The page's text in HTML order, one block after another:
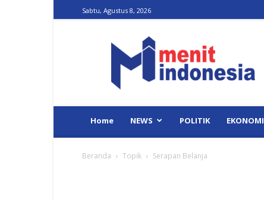
Sabtu, Agustus 8, 2026
Indonesia
Home NEWS POLITIK EKONOMI
Beranda Topik Serapan Belanja